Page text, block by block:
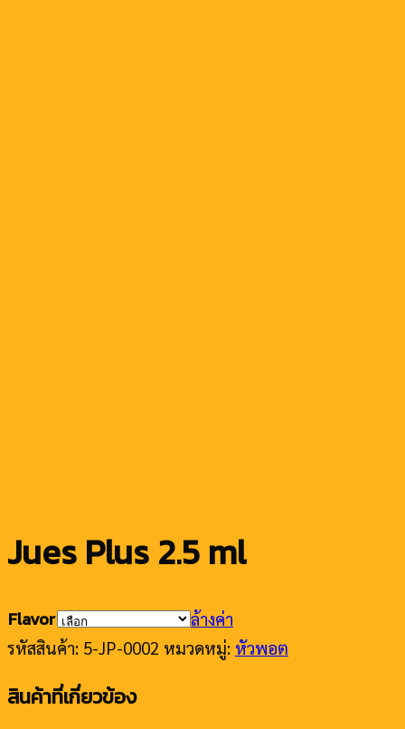
Jues Plus 2.5 ml
Flavor
ล้างค่า
รหัสสินค้า: 5-JP-0002 หมวดหมู่: หัวพอต
สินค้าที่เกี่ยวข้อง